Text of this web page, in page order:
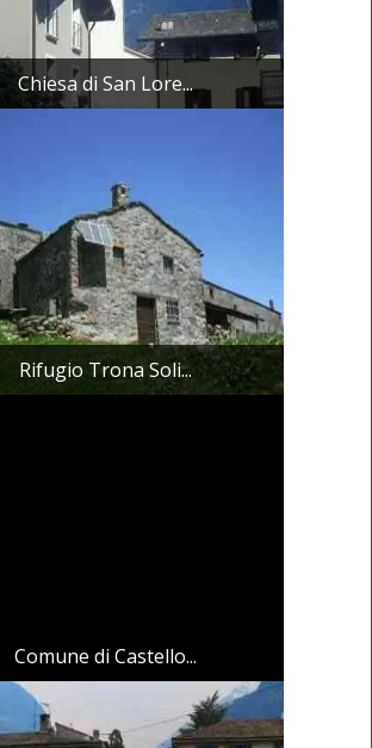
Chiesa di San Lore...
Rifugio Trona Soli...
Comune di Castello...